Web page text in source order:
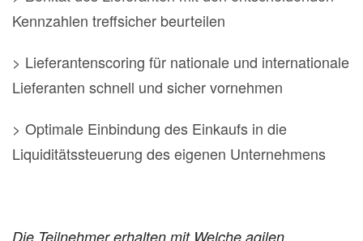
Kennzahlen treffsicher beurteilen
> Lieferantenscoring für nationale und internationale
Lieferanten schnell und sicher vornehmen
> Optimale Einbindung des Einkaufs in die
Liquiditätssteuerung des eigenen Unternehmens
Die Teilnehmer erhalten mit Welche agilen